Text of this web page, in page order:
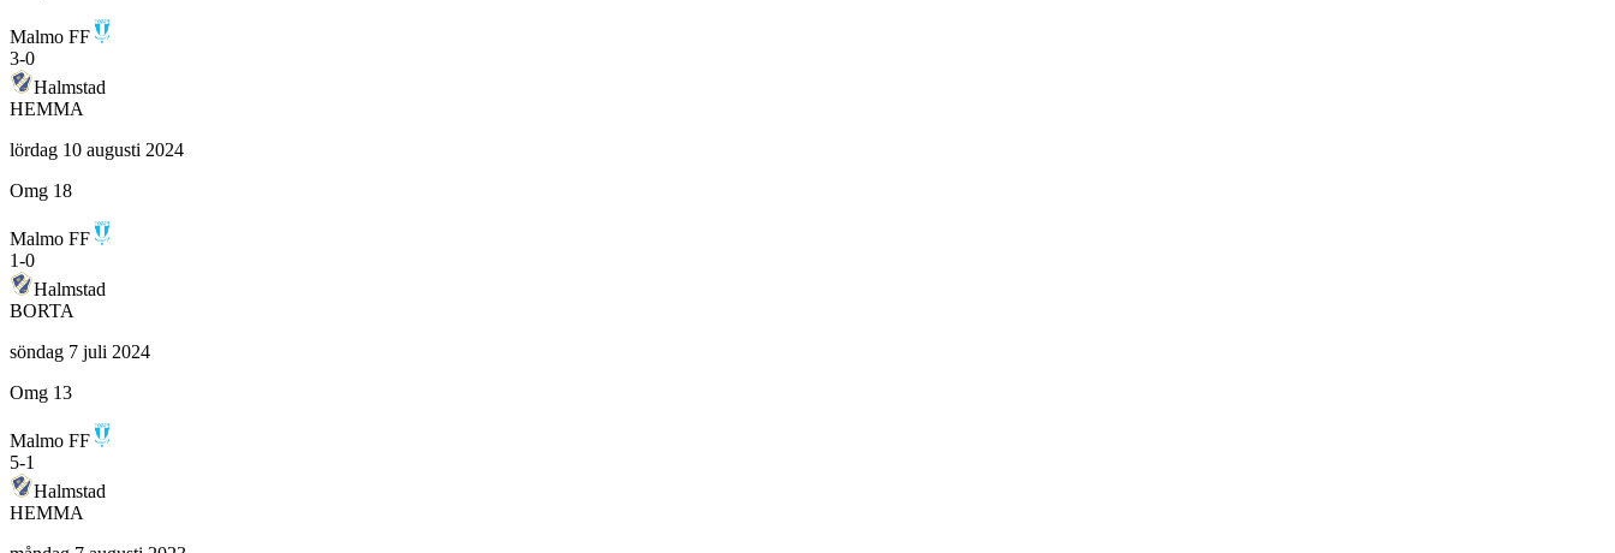
Malmo FF
3-0
Halmstad
HEMMA
lördag 10 augusti 2024
Omg 18
Malmo FF
1-0
Halmstad
BORTA
söndag 7 juli 2024
Omg 13
Malmo FF
5-1
Halmstad
HEMMA